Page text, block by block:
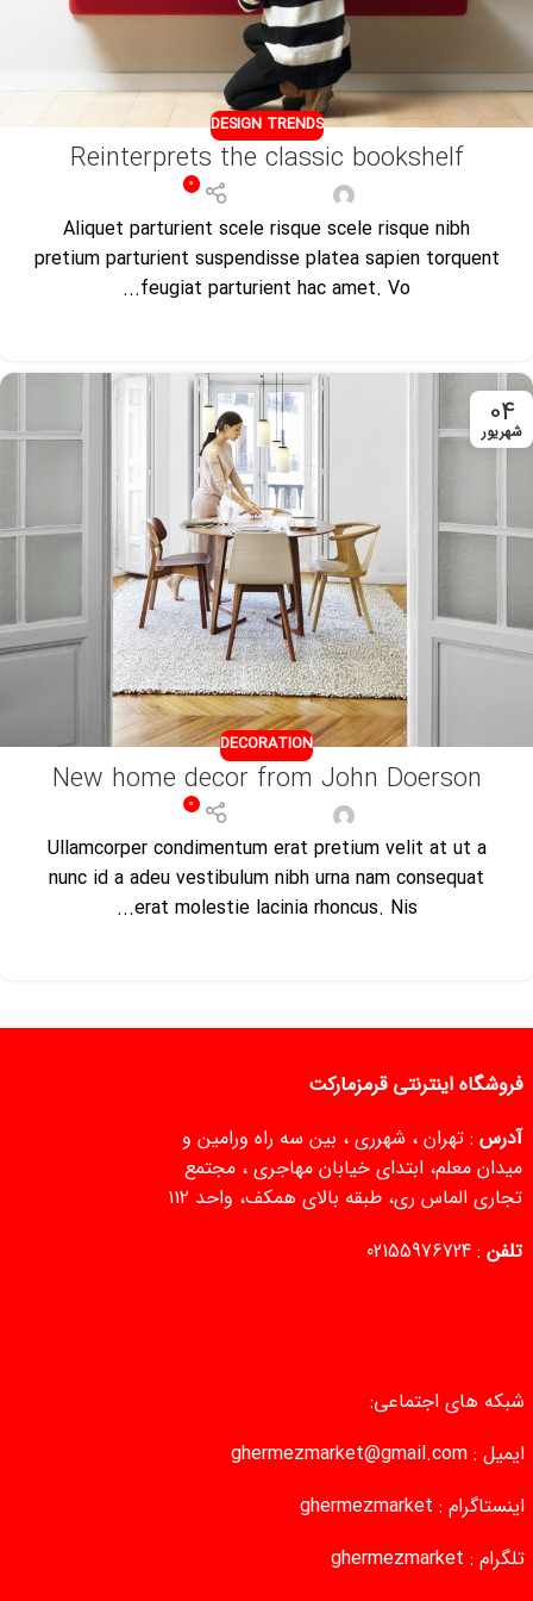
DESIGN TRENDS
Reinterprets the classic bookshelf
0
Aliquet parturient scele risque scele risque nibh
pretium parturient suspendisse platea sapien torquent
feugiat parturient hac amet. Vo...
04
شهریور
DECORATION
New home decor from John Doerson
0
Ullamcorper condimentum erat pretium velit at ut a
nunc id a adeu vestibulum nibh urna nam consequat
erat molestie lacinia rhoncus. Nis...
فروشگاه اینترنتی قرمزمارکت
آدرس : تهران ، شهرری ، بین سه راه ورامین و
میدان معلم، ابتدای خیابان مهاجری ، مجتمع
تجاری الماس ری، طبقه بالای همکف، واحد ۱۱۲
تلفن :
02155976724
شبکه های اجتماعی:
ایمیل : ghermezmarket@gmail.com
اینستاگرام : ghermezmarket
تلگرام : ghermezmarket